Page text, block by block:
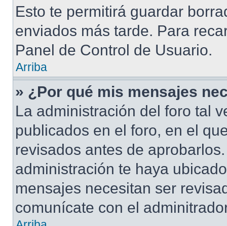
Esto te permitirá guardar
enviados más tarde. Para
Panel de Control de Usuario.
Arriba
» ¿Por qué mis mensajes
La administración del foro tal
publicados en el foro, en el
revisados antes de
administración te haya
mensajes necesitan ser
comunícate con el